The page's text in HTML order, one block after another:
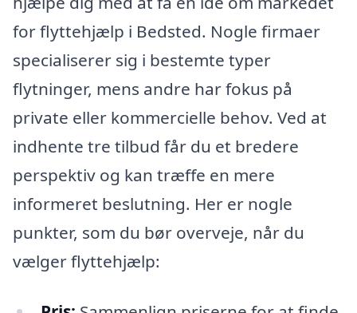
for flyttehjælp i Bedsted. Nogle firmaer
specialiserer sig i bestemte typer
flytninger, mens andre har fokus på
private eller kommercielle behov. Ved at
indhente tre tilbud får du et bredere
perspektiv og kan træffe en mere
informeret beslutning. Her er nogle
punkter, som du bør overveje, når du
vælger flyttehjælp: